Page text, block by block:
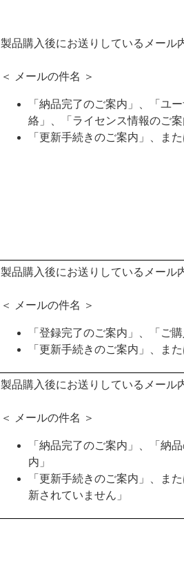
製品購入後にお送りしているメール
＜ メールの件名 ＞
「納品完了のご案内」、「ユ
絡」、「ライセンス情報のご案
「更新手続きのご案内」、ま
製品購入後にお送りしているメール
＜ メールの件名 ＞
「登録完了のご案内」、「ご
「更新手続きのご案内」、ま
製品購入後にお送りしているメール
＜ メールの件名 ＞
「納品完了のご案内」、「納
内」
「更新手続きのご案内」、ま
新されていません」